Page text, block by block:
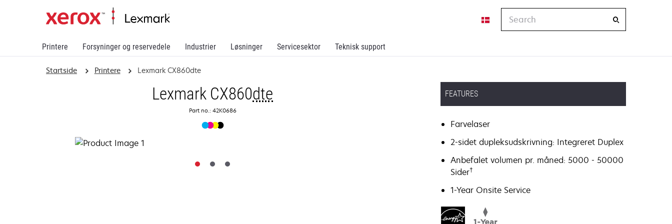
Printere Forsyninger og reservedele Industrier Løsninger Servicesektor Teknisk support
Startside Printere Lexmark CX860dte
Lexmark CX860dte
Part no.: 42K0686
FEATURES
Farvelaser
2-sidet dupleksudskrivning: Integreret Duplex
Anbefalet volumen pr. måned: 5000 - 50000
Sider†
1-Year Onsite Service